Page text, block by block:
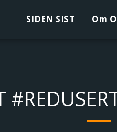
SIDEN SIST Om